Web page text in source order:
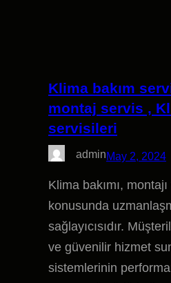
Klima bakım
montaj servis ,
servisileri
adminMay 2, 2024
Klima bakımı,
konusunda
sağlayıcısıdır.
ve güvenilir hizmet
sistemlerinin